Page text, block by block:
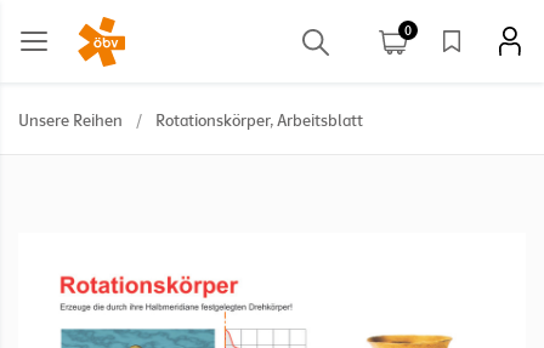
0
Unsere Reihen / Rotationskörper, Arbeitsblatt